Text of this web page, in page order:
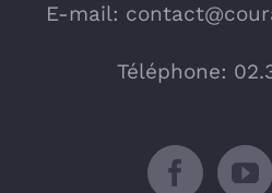
E-mail:
Téléphone: